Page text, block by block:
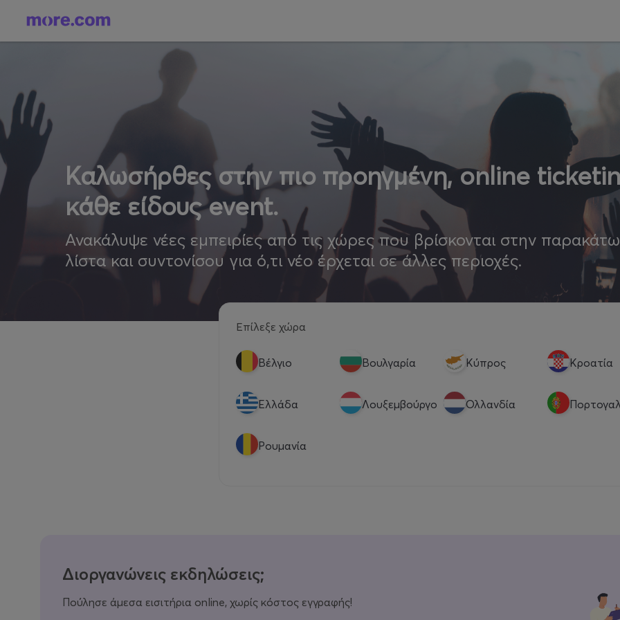
Καλωσήρθες στην πιο προηγμένη, online
κάθε είδους event.
Ανακάλυψε νέες εμπειρίες από τις χώρες που βρίσκονται στην παρακάτω
λίστα και συντονίσου για ό,τι νέο έρχεται σε άλλες περιοχές.
Επίλεξε χώρα
Βέλγιο Βουλγαρία Κύπρος Κροατία
Eλλάδα Λουξεμβούργο Ολλανδία
Ρουμανία
Διοργανώνεις εκδηλώσεις;
Πούλησε άμεσα εισιτήρια online, χωρίς κόστος εγγραφής!